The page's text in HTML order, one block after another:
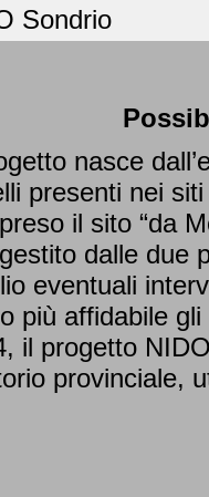
Sondrio
nasce
presenti nei
il sito “da
dalle due
eventuali
più affidabile
il progetto
provinciale,